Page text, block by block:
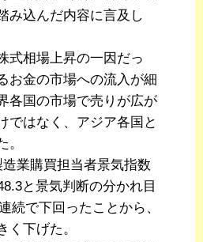
み込んだ内容に言及し
式相場上昇の一因だっ
お金の市場への流入が細
各国の市場で売りが広が
ではなく、アジア各国と
。
業購買担当者景気指数
と景気判断の分かれ目
続で下回ったことから、
く下げた。